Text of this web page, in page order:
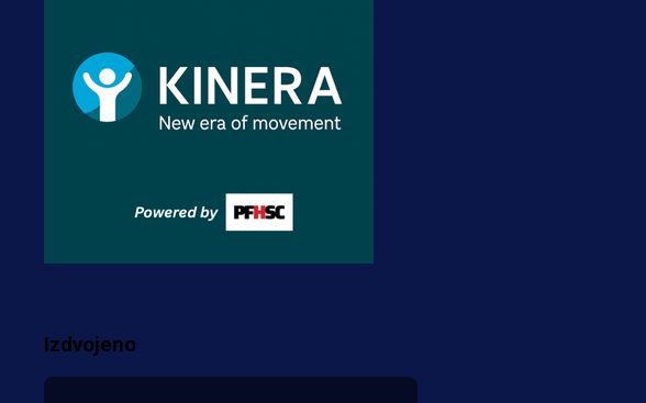
Zmajevi dobili veliko
pojačanje: Fudbaler
Olympiacosa želi obući
Premijer liga BiH
Misimović priveden: SIPA
Borac!
Izdvojeno